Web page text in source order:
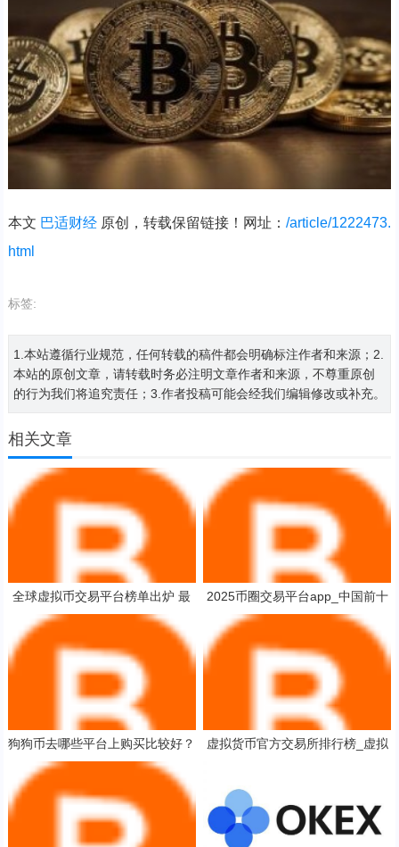
本文 巴适财经原创，转载保留链接！网址： /article/1222473.
html
标签:
1.本站遵循行业规范，任何转载的稿件都会明确标注作者和来源；2.
本站的原创文章，请转载时务必注明文章作者和来源，不尊重原创
的行为我们将追究责任；3.作者投稿可能会经我们编辑修改或补充。
相关文章
全球虚拟币交易平台榜单出炉 最
新交易所排名盘点
2025币圈交易平台app_中国前十
加密货币APP榜单一览
狗狗币去哪些平台上购买比较好？
十大玩家常用的狗狗币平台一览
虚拟货币官方交易所排行榜_虚拟